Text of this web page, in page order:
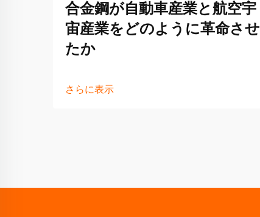
合金鋼が自動車産業と航空宇
宙産業をどのように革命させ
たか
さらに表示